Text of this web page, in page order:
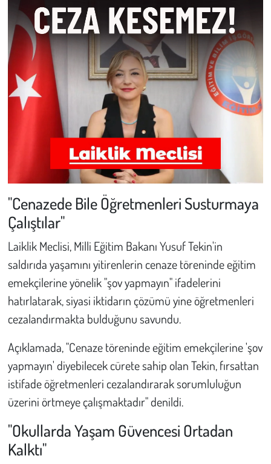
"Cenazede Bile Öğretmenleri Susturmaya
Çalıştılar"
Laiklik Meclisi, Milli Eğitim Bakanı Yusuf Tekin'in
saldırıda yaşamını yitirenlerin cenaze töreninde eğitim
emekçilerine yönelik "şov yapmayın" ifadelerini
hatırlatarak, siyasi iktidarın çözümü yine öğretmenleri
cezalandırmakta bulduğunu savundu.
Açıklamada, "Cenaze töreninde eğitim emekçilerine 'şov
yapmayın' diyebilecek cürete sahip olan Tekin, fırsattan
istifade öğretmenleri cezalandırarak sorumluluğun
üzerini örtmeye çalışmaktadır" denildi.
"Okullarda Yaşam Güvencesi Ortadan
Kalktı"